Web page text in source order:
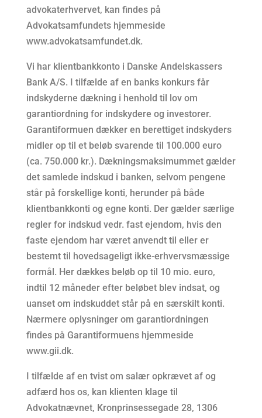
advokaterhvervet, kan findes på
Advokatsamfundets hjemmeside
www.advokatsamfundet.dk.
Vi har klientbankkonto i Danske Andelskassers
Bank A/S. I tilfælde af en banks konkurs får
indskyderne dækning i henhold til lov om
garantiordning for indskydere og investorer.
Garantiformuen dækker en berettiget indskyders
midler op til et beløb svarende til 100.000 euro
(ca. 750.000 kr.). Dækningsmaksimummet gælder
det samlede indskud i banken, selvom pengene
står på forskellige konti, herunder på både
klientbankkonti og egne konti. Der gælder særlige
regler for indskud vedr. fast ejendom, hvis den
faste ejendom har været anvendt til eller er
bestemt til hovedsageligt ikke-erhvervsmæssige
formål. Her dækkes beløb op til 10 mio. euro,
indtil 12 måneder efter beløbet blev indsat, og
uanset om indskuddet står på en særskilt konti.
Nærmere oplysninger om garantiordningen
findes på Garantiformuens hjemmeside
www.gii.dk.
I tilfælde af en tvist om salær opkrævet af og
adfærd hos os, kan klienten klage til
Advokatnævnet, Kronprinsessegade 28, 1306